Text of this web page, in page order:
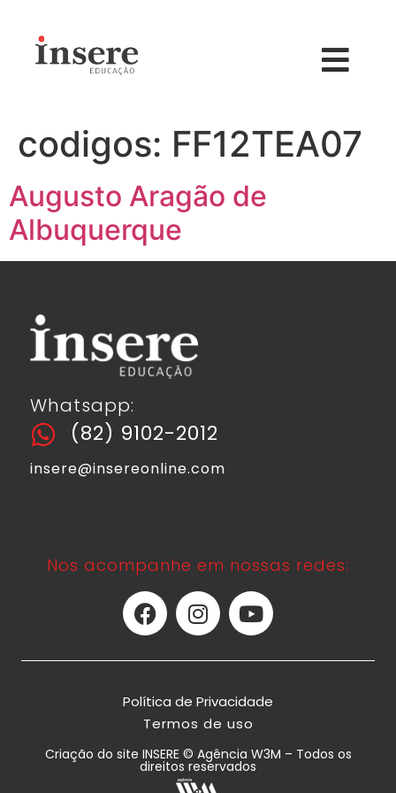
codigos: FF12TEA07
Augusto Aragão de
Albuquerque
Whatsapp:
(82) 9102-2012
insere@insereonline.com
Nos acompanhe em nossas redes:
Política de Privacidade
Termos de uso
Criação do site INSERE © Agência W3M – Todos os
direitos reservados